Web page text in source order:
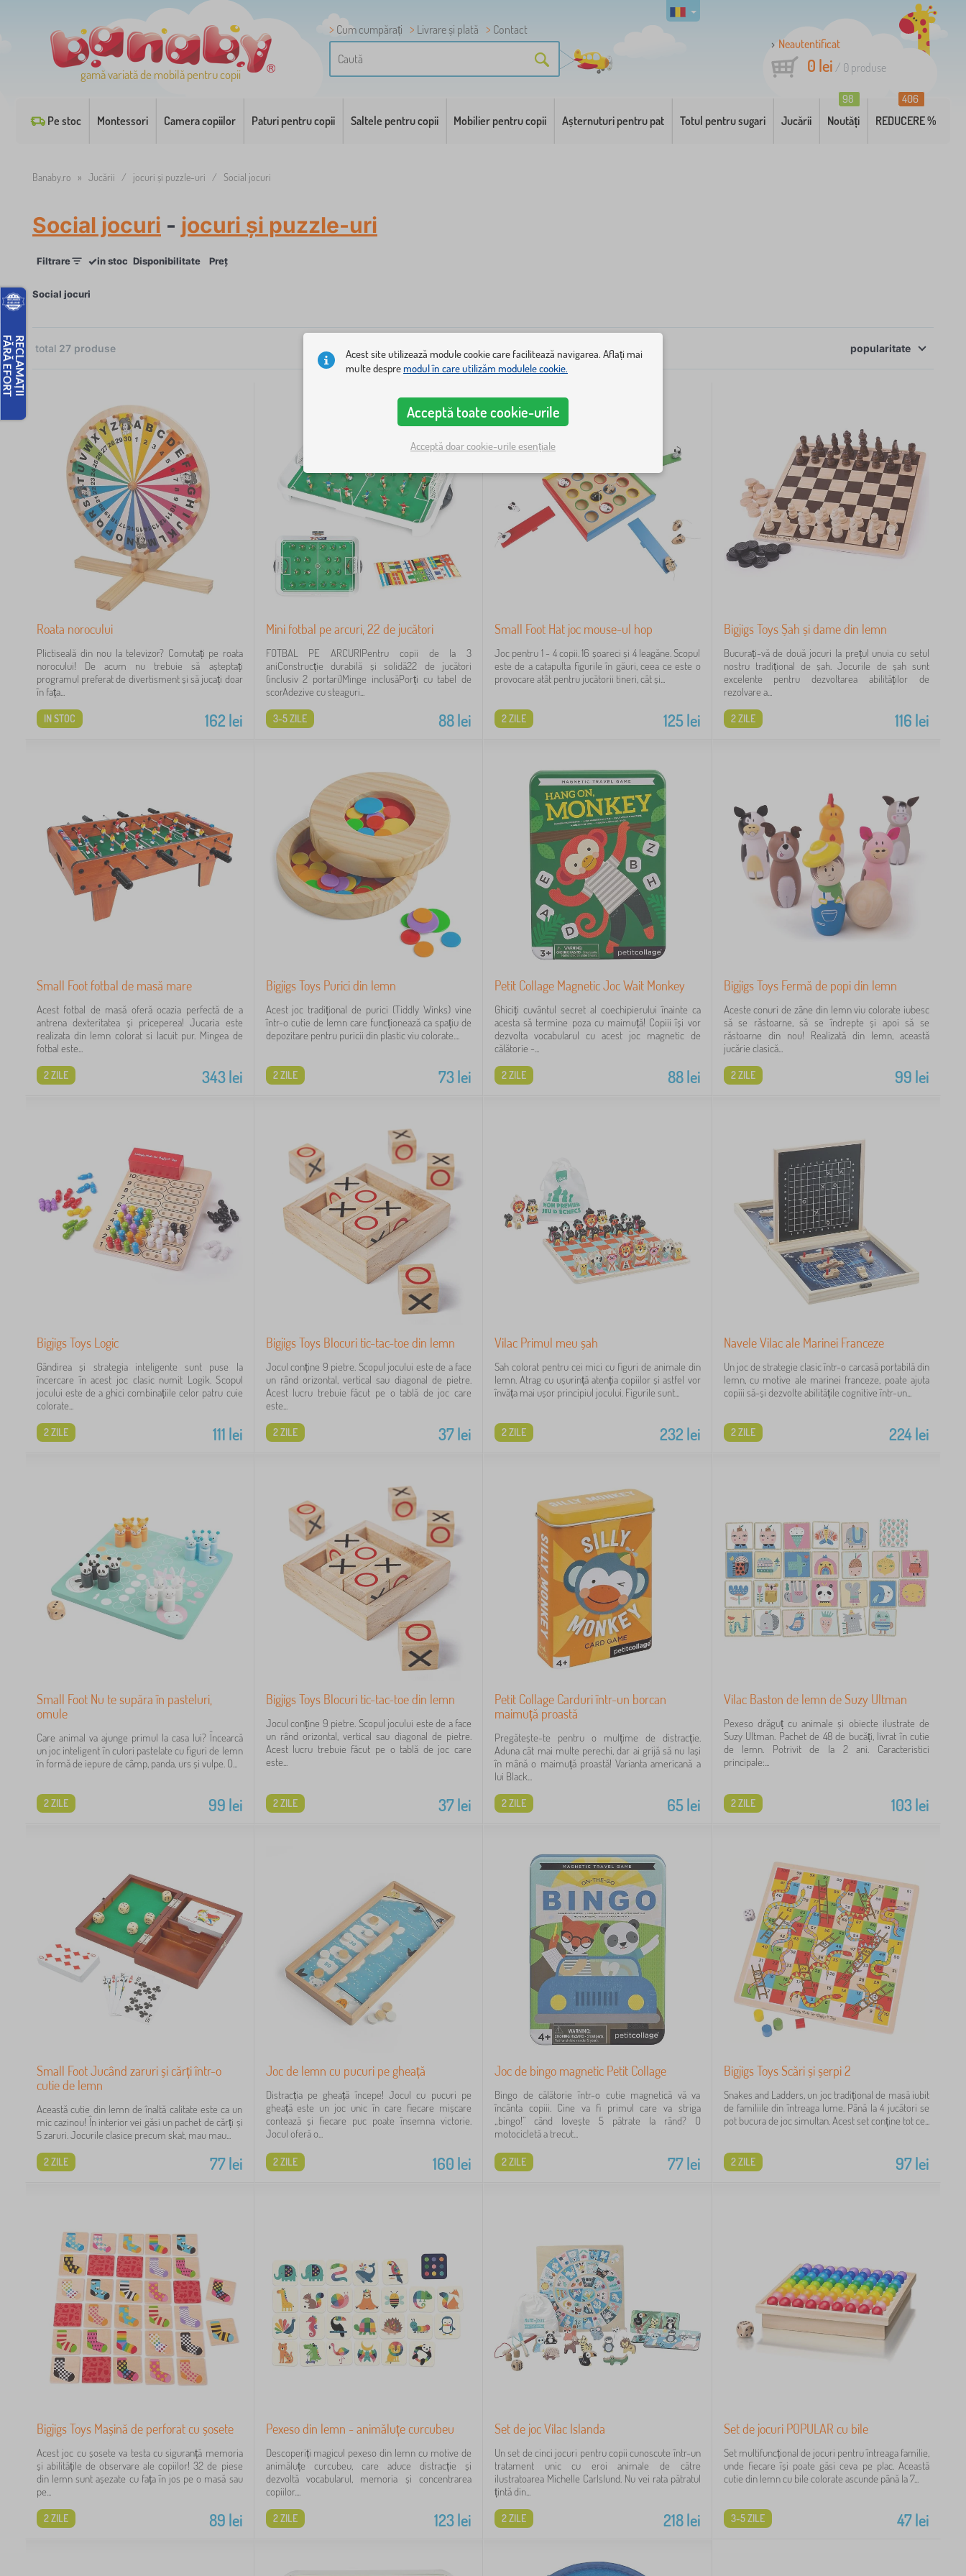
gamă variată de mobilă pentru copii
Cum cumpărați Livrare și plată
Contact
Neautentificat
0 lei / 0 produse
Pe stoc Montessori Camera copiilor Paturi pentru copii Saltele pentru copii Mobilier pentru copii Așternuturi pentru pat Totul pentru sugari Jucării Noutăți
98
REDUCERE %
406
Banaby.ro » Jucării / jocuri și puzzle-uri / Social jocuri
Social jocuri - jocuri și puzzle-uri
Filtrare ✓in stoc Disponibilitate Preț
Social jocuri
total 27 produse
popularitate
Roata norocului
Plictiseală din nou la televizor? Comutați pe roata
norocului! De acum nu trebuie să așteptați
programul preferat de divertisment și să jucați doar
în fața...
162 lei
IN STOC
Mini fotbal pe arcuri, 22 de jucători
FOTBAL PE ARCURIPentru copii de la 3
aniConstrucție durabilă și solidă22 de jucători
(inclusiv 2 portari)Minge inclusăPorți cu tabel de
scorAdezive cu steaguri...
88lei
3-5 ZILE
Small Foot Hat joc mouse-ul hop
Joc pentru 1 - 4 copii. 16 șoareci și 4 leagăne. Scopul
este de a catapulta figurile în găuri, ceea ce este o
provocare atât pentru jucătorii tineri, cât și...
125lei
2 ZILE
Bigjigs Toys Șah și dame din lemn
Bucurați-vă de două jocuri la prețul unuia cu setul
nostru tradițional de șah. Jocurile de șah sunt
excelente pentru dezvoltarea abilităților de
rezolvare a...
116 lei
2 ZILE
Small Foot fotbal de masă mare
Acest fotbal de masă oferă ocazia perfectă de a
antrena dexteritatea și priceperea! Jucaria este
realizata din lemn colorat si lacuit pur. Mingea de
fotbal este...
343lei
2 ZILE
Bigjigs Toys Purici din lemn
Acest joc tradițional de purici (Tiddly Winks) vine
într-o cutie de lemn care funcționează ca spațiu de
depozitare pentru puricii din plastic viu colorate....
73lei
2 ZILE
Petit Collage Magnetic Joc Wait Monkey
Ghiciți cuvântul secret al coechipierului înainte ca
acesta să termine poza cu maimuță! Copiii își vor
dezvolta vocabularul cu acest joc magnetic de
călătorie -...
88lei
2 ZILE
Bigjigs Toys Fermă de popi din lemn
Aceste conuri de zâne din lemn viu colorate iubesc
să se răstoarne, să se îndrepte și apoi să se
răstoarne din nou! Realizată din lemn, această
jucărie clasică...
99 lei
2 ZILE
Bigjigs Toys Logic
Gândirea și strategia inteligente sunt puse la
încercare în acest joc clasic numit Logik. Scopul
jocului este de a ghici combinațiile celor patru cuie
colorate...
111 lei
2 ZILE
Bigjigs Toys Blocuri tic-tac-toe din lemn
Jocul conține 9 pietre. Scopul jocului este de a face
un rând orizontal, vertical sau diagonal de pietre.
Acest lucru trebuie făcut pe o tablă de joc care
este...
37lei
2 ZILE
Vilac Primul meu șah
Sah colorat pentru cei mici cu figuri de animale din
lemn. Atrag cu ușurință atenția copiilor și astfel vor
învăța mai ușor principiul jocului. Figurile sunt...
232 lei
2 ZILE
Navele Vilac ale Marinei Franceze
Un joc de strategie clasic într-o carcasă portabilă din
lemn, cu motive ale marinei franceze, poate ajuta
copiii să-și dezvolte abilitățile cognitive într-un...
224lei
2 ZILE
Small Foot Nu te supăra în pasteluri,
omule
Care animal va ajunge primul la casa lui? Încearcă
un joc inteligent în culori pastelate cu figuri de lemn
în formă de iepure de câmp, panda, urs și vulpe. O...
99 lei
2 ZILE
Bigjigs Toys Blocuri tic-tac-toe din lemn
Jocul conține 9 pietre. Scopul jocului este de a face
un rând orizontal, vertical sau diagonal de pietre.
Acest lucru trebuie făcut pe o tablă de joc care
este...
37lei
2 ZILE
Petit Collage Carduri într-un borcan
maimuță proastă
Pregătește-te pentru o mulțime de distracție.
Aduna cât mai multe perechi, dar ai grijă să nu lași
în mână o maimuță proastă! Varianta americană a
lui Black...
65lei
2 ZILE
Vilac Baston de lemn de Suzy Ultman
Pexeso drăguț cu animale și obiecte ilustrate de
Suzy Ultman. Pachet de 48 de bucăți, livrat în cutie
de lemn. Potrivit de la 2 ani. Caracteristici
principale:...
103lei
2 ZILE
Small Foot Jucând zaruri și cărți într-o
cutie de lemn
Această cutie din lemn de înaltă calitate este ca un
mic cazinou! În interior vei găsi un pachet de cărți și
5 zaruri. Jocurile clasice precum skat, mau mau...
77lei
2 ZILE
Joc de lemn cu pucuri pe gheață
Distracția pe gheață începe! Jocul cu pucuri pe
gheață este un joc unic în care fiecare mișcare
contează și fiecare puc poate însemna victorie.
Jocul oferă o...
160 lei
2 ZILE
Joc de bingo magnetic Petit Collage
Bingo de călătorie într-o cutie magnetică vă va
încânta copiii. Cine va fi primul care va striga
„bingo!” când lovește 5 pătrate la rând? O
motocicletă a trecut...
77lei
2 ZILE
Bigjigs Toys Scări și șerpi 2
Snakes and Ladders, un joc tradițional de masă iubit
de familiile din întreaga lume. Până la 4 jucători se
pot bucura de joc simultan. Acest set conține tot ce...
97lei
2 ZILE
Bigjigs Toys Mașină de perforat cu șosete
Acest joc cu șosete va testa cu siguranță memoria
și abilitățile de observare ale copiilor! 32 de piese
din lemn sunt așezate cu fața în jos pe o masă sau
pe...
89 lei
2 ZILE
Pexeso din lemn - animăluțe curcubeu
Descoperiți magicul pexeso din lemn cu motive de
animăluțe curcubeu, care aduce distracție și
dezvoltă vocabularul, memoria și concentrarea
copiilor....
123lei
2 ZILE
Set de joc Vilac Islanda
Un set de cinci jocuri pentru copii cunoscute într-un
tratament unic cu eroi animale de către
ilustratoarea Michelle Carlslund. Nu vei rata pătratul
țintă din...
218lei
2 ZILE
Set de jocuri POPULAR cu bile
Set multifuncțional de jocuri pentru întreaga familie,
unde fiecare își poate găsi ceva pe plac. Această
cutie din lemn cu bile colorate ascunde până la 7...
47lei
3-5 ZILE
Acest site utilizează module cookie care facilitează navigarea. Aflați mai
multe despremodul în care utilizăm modulele cookie.
Acceptă toate cookie-urile
Acceptă doar cookie-urile esențiale